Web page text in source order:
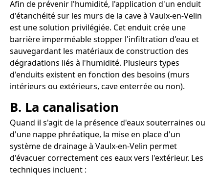
Afin de prévenir l'humidité, l'application d'un enduit
d'étanchéité sur les murs de la cave à Vaulx-en-Velin
est une solution privilégiée. Cet enduit crée une
barrière imperméable stopper l'infiltration d'eau et
sauvegardant les matériaux de construction des
dégradations liés à l'humidité. Plusieurs types
d'enduits existent en fonction des besoins (murs
intérieurs ou extérieurs, cave enterrée ou non).
B. La canalisation
Quand il s'agit de la présence d'eaux souterraines ou
d'une nappe phréatique, la mise en place d'un
système de drainage à Vaulx-en-Velin permet
d'évacuer correctement ces eaux vers l'extérieur. Les
techniques incluent :